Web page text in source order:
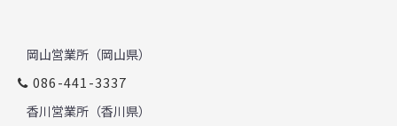
岡山営業所（岡山県）
086-441-3337
香川営業所（香川県）